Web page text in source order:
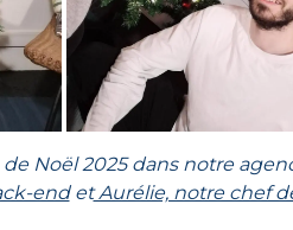
Noël 2025 dans notre
endetAurélie, notre chef